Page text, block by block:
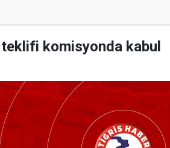
komisyonda kabul